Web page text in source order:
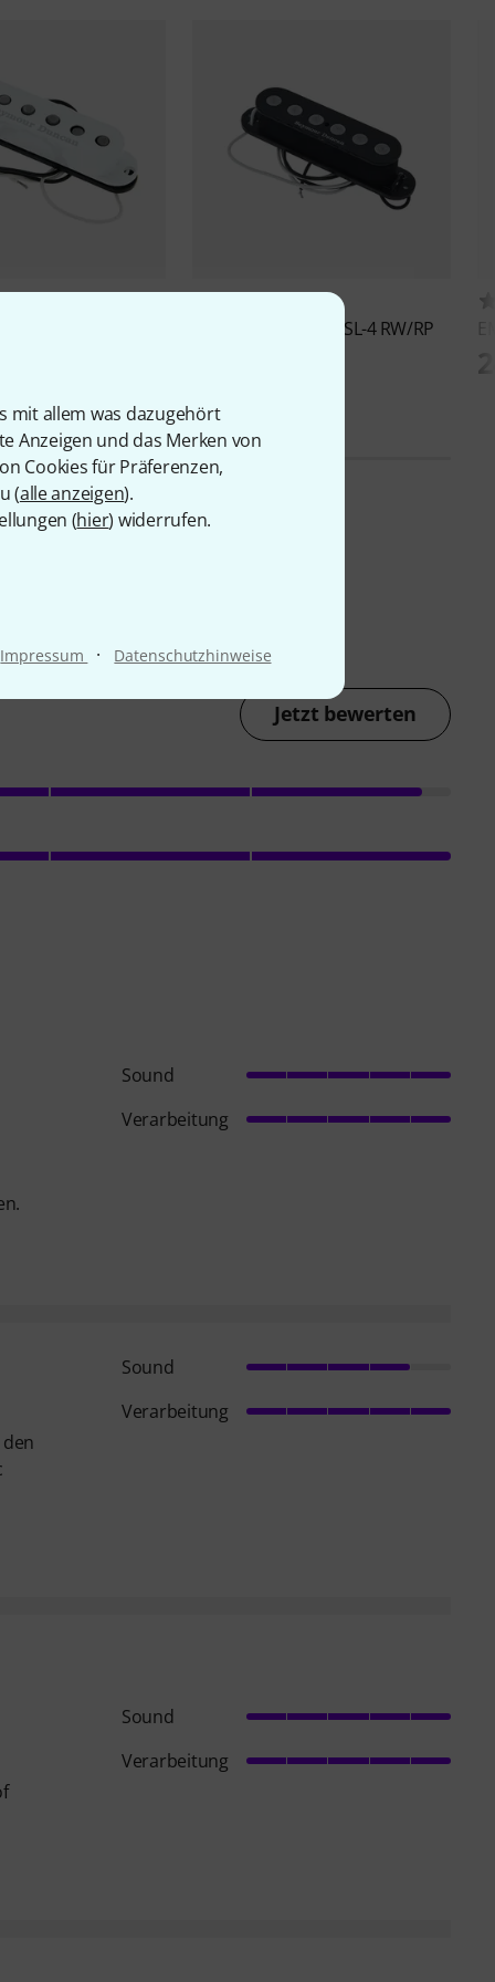
mit allem was dazugehört
Anzeigen und das Merken von
Cookies für Präferenzen,
(alle anzeigen).
(hier) widerrufen.
Impressum · Datenschutzhinweise
42
SSL-4 RW/RP
Jetzt bewerten
Sound
Verarbeitung
Sound
Verarbeitung
Sound
Verarbeitung